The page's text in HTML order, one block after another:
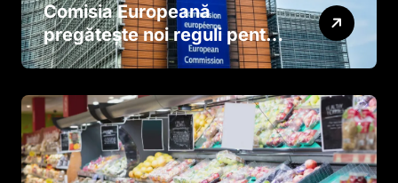
Comisia Europeană
pregătește noi reguli pentru
tutun și țigările electronice